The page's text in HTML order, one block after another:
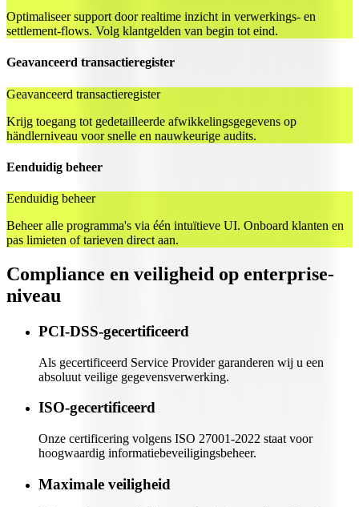
Optimaliseer support door realtime inzicht in verwerkings- en
settlement-flows. Volg klantgelden van begin tot eind.
Geavanceerd transactieregister
Geavanceerd transactieregister
Krijg toegang tot gedetailleerde afwikkelingsgegevens op
händlerniveau voor snelle en nauwkeurige audits.
Eenduidig beheer
Eenduidig beheer
Beheer alle programma's via één intuïtieve UI. Onboard klanten en
pas limieten of tarieven direct aan.
Compliance en veiligheid op enterprise-
niveau
PCI-DSS-gecertificeerd
Als gecertificeerd Service Provider garanderen wij u een
absoluut veilige gegevensverwerking.
ISO-gecertificeerd
Onze certificering volgens ISO 27001-2022 staat voor
hoogwaardig informatiebeveiligingsbeheer.
Maximale veiligheid